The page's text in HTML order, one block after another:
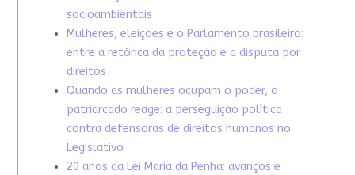
socioambientais
Mulheres, eleições e o Parlamento brasileiro:
entre a retórica da proteção e a disputa por
direitos
Quando as mulheres ocupam o poder, o
patriarcado reage: a perseguição política
contra defensoras de direitos humanos no
Legislativo
20 anos da Lei Maria da Penha: avanços e